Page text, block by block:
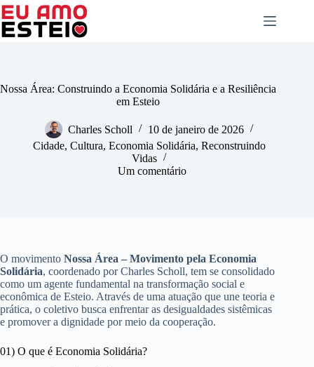
Pular
para
Nossa Área: Construindo a Economia Solidária e a Resiliência
em Esteio
Charles Scholl
10 de janeiro de 2026
Cidade, Cultura, Economia Solidária, Reconstruindo
Vidas
Um comentário
O movimento Nossa Área – Movimento pela Economia
Solidária, coordenado por Charles Scholl, tem se consolidado
como um agente fundamental na transformação social e
econômica de Esteio. Através de uma atuação que une teoria e
prática, o coletivo busca enfrentar as desigualdades sistêmicas
e promover a dignidade por meio da cooperação.
01) O que é Economia Solidária?